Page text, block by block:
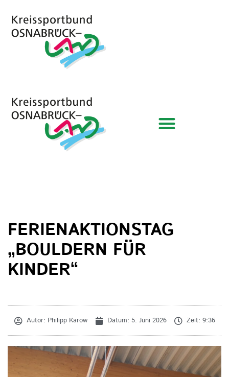
FERIENAKTIONSTAG
„BOULDERN FÜR
KINDER“
Autor: Philipp Karow Datum: 5. Juni 2026 Zeit: 9:36